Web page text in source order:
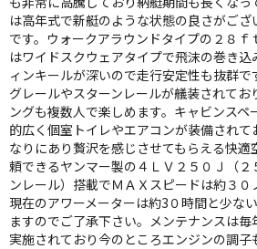
は高年式で新艇のような状態の良さがご
です。ウォークアラウンドタイプの２８ｆ
はワイドスクウェアタイプで飛沫の巻き
ィンキールが深いので走行安定性も抜群で
グレールやスターンレールが艤装されてお
ングも複数人で楽しめます。キャビンスペ
的広く個室トイレやエアコンが装備されて
なりにあり贅沢を感じさせてもらえる快適
頼できるヤンマー製の４ＬＶ２５０Ｊ（
ンレール）搭載でＭＡＸスピードは約３０
現在のアワーメーターは約3０時間と少な
ますのでご了承下さい。メンテナンスは
実施されており今のところエンジンの調子